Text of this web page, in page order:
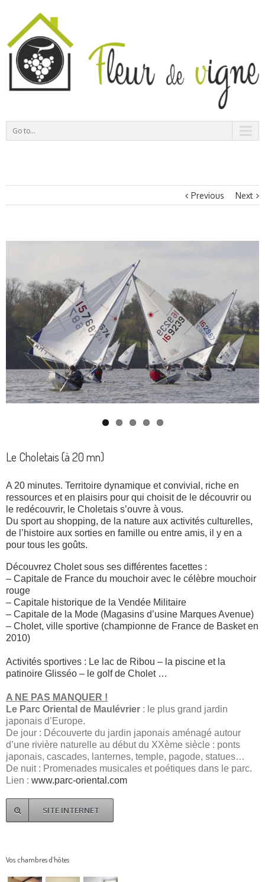
Go to...
Previous Next
Le Choletais (à 20 mn)
A 20 minutes. Territoire dynamique et convivial, riche en
ressources et en plaisirs pour qui choisit de le découvrir ou
le redécouvrir, le Choletais s’ouvre à vous.
Du sport au shopping, de la nature aux activités culturelles,
de l’histoire aux sorties en famille ou entre amis, il y en a
pour tous les goûts.
Découvrez Cholet sous ses différentes facettes :
– Capitale de France du mouchoir avec le célèbre mouchoir
rouge
– Capitale historique de la Vendée Militaire
– Capitale de la Mode (Magasins d’usine Marques Avenue)
– Cholet, ville sportive (championne de France de Basket en
2010)
Activités sportives : Le lac de Ribou – la piscine et la
patinoire Glisséo – le golf de Cholet …
A NE PAS MANQUER !
Le Parc Oriental de Maulévrier : l e plus grand jardin
japonais d’Europe.
De jour : Découverte du jardin japonais aménagé autour
d’une rivière naturelle au début du XXème siècle : ponts
japonais, cascades, lanternes, temple, pagode, statues…
De nuit : Promenades musicales et poétiques dans le parc.
Lien : www.parc-oriental.com
SITE INTERNET
Vos chambres d’hôtes